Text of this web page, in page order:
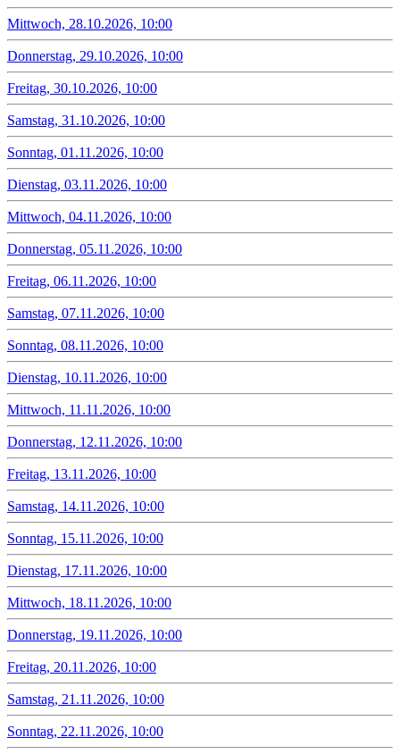
Mittwoch, 28.10.2026, 10:00
Donnerstag, 29.10.2026, 10:00
Freitag, 30.10.2026, 10:00
Samstag, 31.10.2026, 10:00
Sonntag, 01.11.2026, 10:00
Dienstag, 03.11.2026, 10:00
Mittwoch, 04.11.2026, 10:00
Donnerstag, 05.11.2026, 10:00
Freitag, 06.11.2026, 10:00
Samstag, 07.11.2026, 10:00
Sonntag, 08.11.2026, 10:00
Dienstag, 10.11.2026, 10:00
Mittwoch, 11.11.2026, 10:00
Donnerstag, 12.11.2026, 10:00
Freitag, 13.11.2026, 10:00
Samstag, 14.11.2026, 10:00
Sonntag, 15.11.2026, 10:00
Dienstag, 17.11.2026, 10:00
Mittwoch, 18.11.2026, 10:00
Donnerstag, 19.11.2026, 10:00
Freitag, 20.11.2026, 10:00
Samstag, 21.11.2026, 10:00
Sonntag, 22.11.2026, 10:00